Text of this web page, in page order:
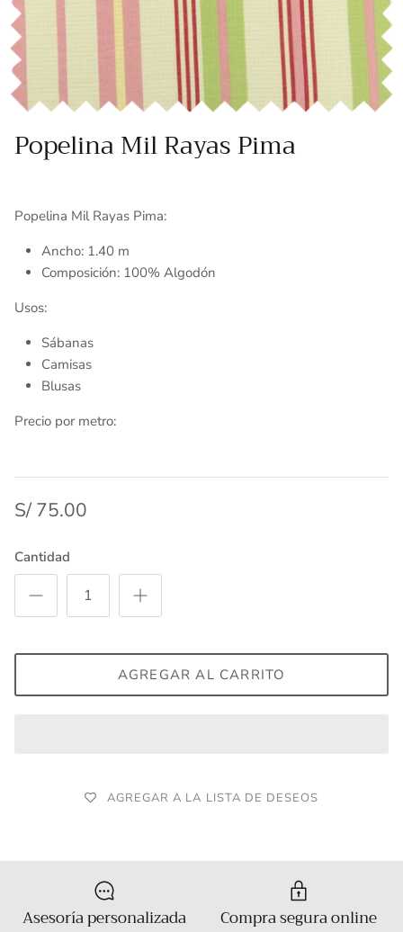
Toallas
Vinil adhesivo
Varios
Essenza - Darwin Arcos
Popelina Mil Rayas Pima
Popelina Mil Rayas Pima:
Ancho: 1.40 m
Composición: 100% Algodón
Usos:
Sábanas
Camisas
Blusas
Precio por metro:
S/ 75.00
Cantidad
AGREGAR AL CARRITO
AGREGAR A LA LISTA DE DESEOS
Asesoría personalizada Compra segura online